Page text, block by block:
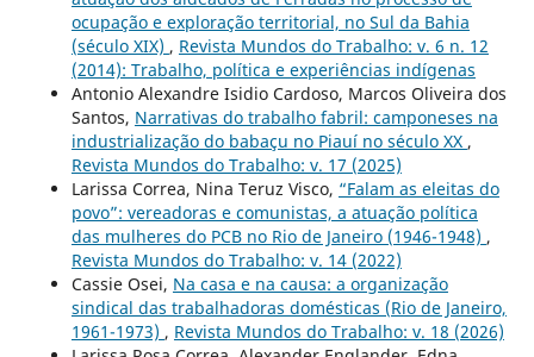
ocupação e exploração territorial, no Sul da Bahia
(século XIX) , Revista Mundos do Trabalho: v. 6 n. 12
(2014): Trabalho, política e experiências indígenas
Antonio Alexandre Isidio Cardoso, Marcos Oliveira dos
Santos, Narrativas do trabalho fabril: camponeses na
industrialização do babaçu no Piauí no século XX ,
Revista Mundos do Trabalho: v. 17 (2025)
Larissa Correa, Nina Teruz Visco, “Falam as eleitas do
povo”: vereadoras e comunistas, a atuação política
das mulheres do PCB no Rio de Janeiro (1946-1948) ,
Revista Mundos do Trabalho: v. 14 (2022)
Cassie Osei, Na casa e na causa: a organização
sindical das trabalhadoras domésticas (Rio de Janeiro,
1961-1973) , Revista Mundos do Trabalho: v. 18 (2026)